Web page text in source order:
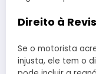
Direito à
Se o motorista
injusta, ele tem o